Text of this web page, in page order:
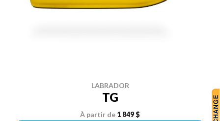
LABRADOR
TG
À partir de 1 849 $